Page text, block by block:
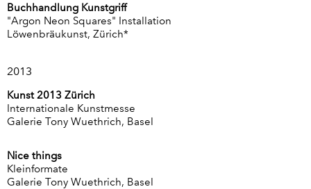
Buchhandlung Kunstgriff
"Argon Neon Squares" Installation
Löwenbräukunst, Zürich*
2013
Kunst 2013 Zürich
Internationale Kunstmesse
Galerie Tony Wuethrich, Basel
Nice things
Kleinformate
Galerie Tony Wuethrich, Basel